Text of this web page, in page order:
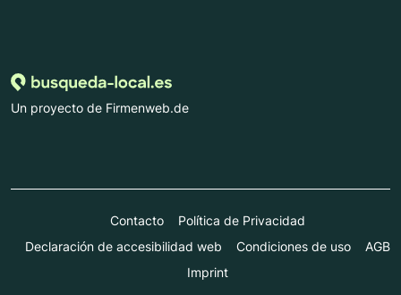
Un proyecto de Firmenweb.de
Contacto
Política de Privacidad
Declaración de accesibilidad web
Condiciones de uso
AGB
Imprint